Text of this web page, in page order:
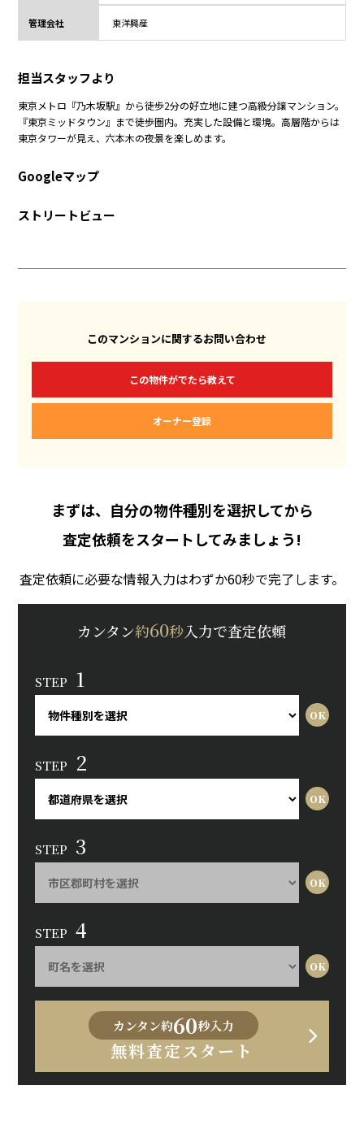
管理会社 東洋興産
担当スタッフより
東京メトロ『乃木坂駅』から徒歩2分の好立地に建つ高級分譲マンション。
『東京ミッドタウン』まで徒歩圏内。充実した設備と環境。高層階からは
東京タワーが見え、六本木の夜景を楽しめます。
Googleマップ
ストリートビュー
このマンションに関するお問い合わせ
この物件がでたら教えて
オーナー登録
まずは、自分の物件種別を選択してから
査定依頼をスタートしてみましょう!
査定依頼に必要な情報入力はわずか60秒で完了します。
カンタン約60秒入力で査定依頼
STEP 1
STEP 2
STEP 3
STEP 4
カンタン約60秒入力
無料査定スタート